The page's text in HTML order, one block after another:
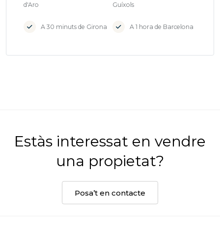
d'Aro
Guíxols
A 30 minuts de Girona A 1 hora de Barcelona
Estàs interessat en vendre
una propietat?
Posa’t en contacte